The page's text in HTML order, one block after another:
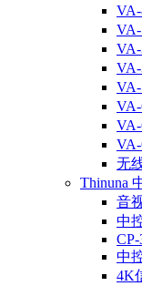
无
Thinuna
音
中
CP-
中
4K